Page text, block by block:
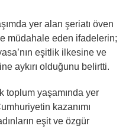
yer alan şeriatı öven
müdahale eden ifadelerin;
eşitlik ilkesine ve
aykırı olduğunu belirtti.
toplum yaşamında yer
kazanımı
eşit ve özgür